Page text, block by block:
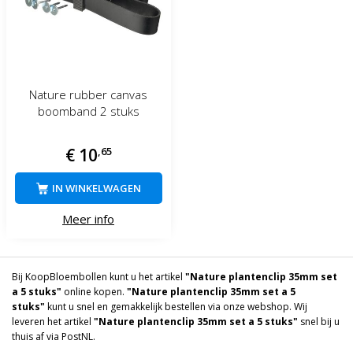
Nature rubber canvas
boomband 2 stuks
€ 10,65
Meer info
IN WINKELWAGEN
Bij KoopBloembollen kunt u het artikel "Nature plantenclip 35mm set
a 5 stuks" online kopen. "Nature plantenclip 35mm set a 5
stuks" kunt u snel en gemakkelijk bestellen via onze webshop. Wij
leveren het artikel "Nature plantenclip 35mm set a 5 stuks" snel bij u
thuis af via PostNL.